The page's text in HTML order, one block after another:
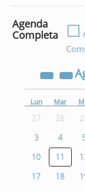
Agenda
Completa
☐
Lun Mar
27 28
3
4
10
11
17
18